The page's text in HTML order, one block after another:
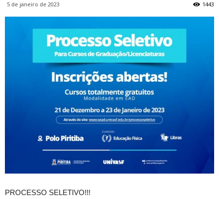
5 de janeiro de 2023 1443
PROCESSO SELETIVO!!!